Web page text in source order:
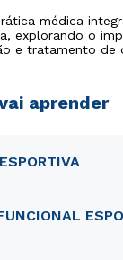
médica
explorando o
e tratamento de
aprender